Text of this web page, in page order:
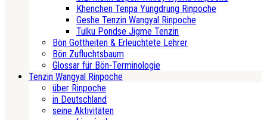
Khenchen Tenpa Yungdrung Rinpoche
Geshe Tenzin Wangyal Rinpoche
Tulku Pondse Jigme Tenzin
Bön Gottheiten & Erleuchtete Lehrer
Bön Zufluchtsbaum
Glossar für Bön-Terminologie
Tenzin Wangyal Rinpoche
über Rinpoche
in Deutschland
seine Aktivitäten